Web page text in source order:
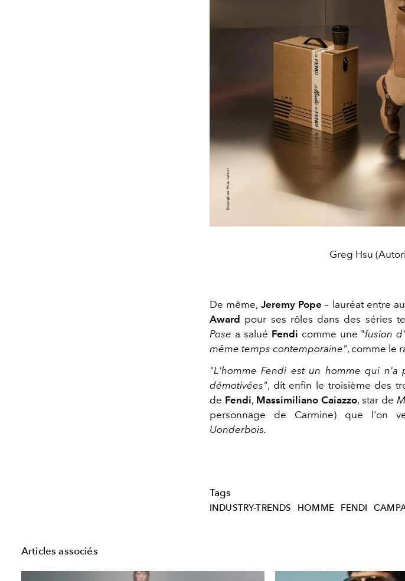
Greg Hsu
De même, Jeremy Pope – lauréat entre
Award pour ses rôles dans des séries
Pose a salué Fendi comme une "fusion
même temps contemporaine", comme le
"L'homme Fendi est un homme qui n'a
démotivées", dit enfin le troisième des
de Fendi, Massimiliano Caiazzo, star de
personnage de Carmine)
que l'on
Uonderbois.
Tags
INDUSTRY-TRENDS HOMME FENDI
Articles associés